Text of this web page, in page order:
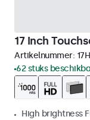
17 Inch
Artikelnummer:
62 stuks
High brightness